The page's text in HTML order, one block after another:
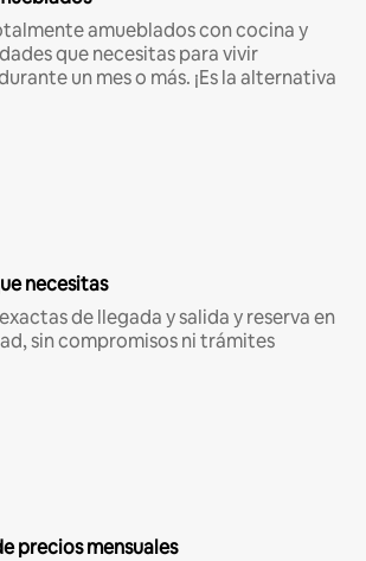
amueblados con cocina y
que necesitas para vivir
un mes o más. ¡Es la alternativa
necesitas
de llegada y salida y reserva en
sin compromisos ni trámites
precios mensuales